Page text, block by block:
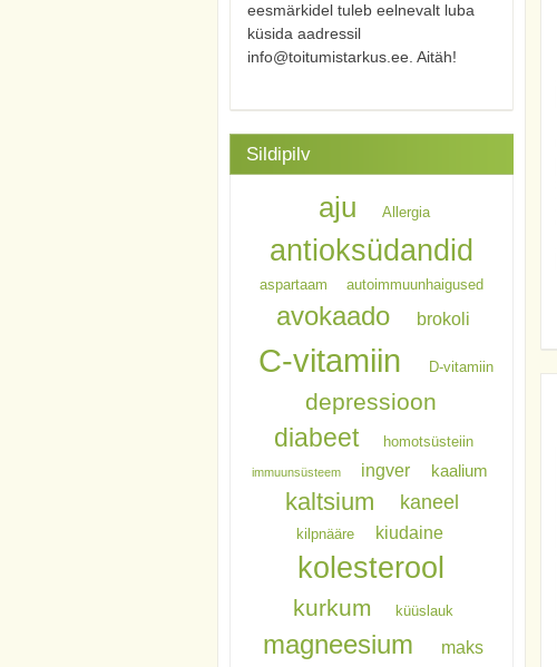
eesmärkidel tuleb eelnevalt luba
küsida aadressil
info@toitumistarkus.ee. Aitäh!
Sildipilv
aju Allergia
antioksüdandid
aspartaam autoimmuunhaigused
avokaado brokoli
C-vitamiin D-vitamiin
depressioon
diabeet homotsüsteiin
immuunsüsteem ingver kaalium
kaltsium kaneel
kilpnääre kiudaine
kolesterool
kurkum küüslauk
magneesium maks